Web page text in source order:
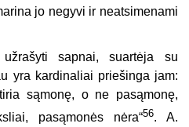
jo negyvi ir neatsimenami
užrašyti sapnai, suartėja su
yra kardinaliai priešinga jam:
sąmonę, o ne pasąmonę,
pasąmonės nėra“56. A.